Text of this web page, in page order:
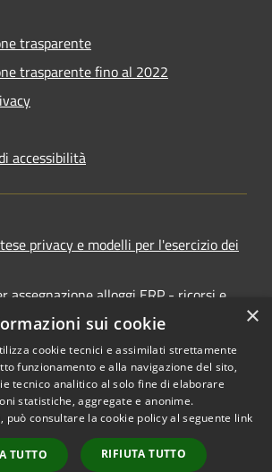
trasparente
trasparente fino al 2022
accessibilità
privacy e modelli per l'esercizio dei
assegnazione alloggi ERP - ricorsi e
Copyright © 2026 • Comune di
Ancona • Powered by
Municipium•
Accesso
×
sui cookie
cookie tecnici e assimilati strettamente
funzionamento e alla navigazione del sito,
tecnico analitico al solo fine di elaborare
statistiche, aggregate e anonime.
può consultare la cookie policy al seguente link
TUTTO RIFIUTA TUTTO